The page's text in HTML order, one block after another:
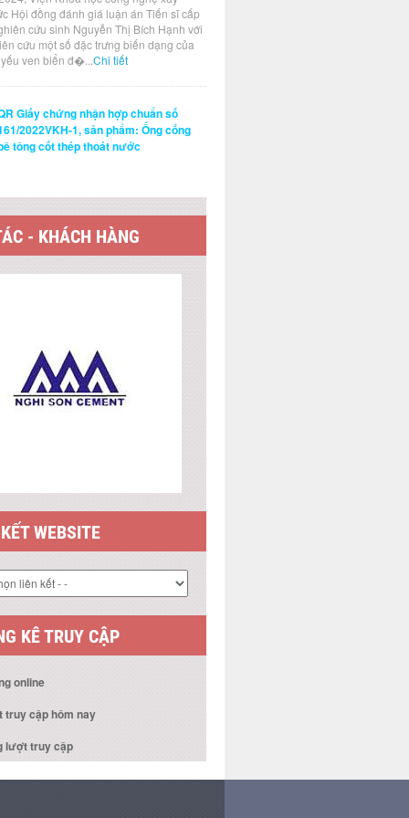
Hội đồng đánh giá luận án Tiến sĩ cấp
cứu sinh Nguyễn Thị Bích Hạnh với
cứu một số đặc trưng biến dạng của
ven biển đ�...Chi tiết
Giấy chứng nhận hợp chuẩn số
2022VKH-1, sản phẩm: Ống cống
tông cốt thép thoát nước
- KHÁCH HÀNG
WEBSITE
KÊ TRUY CẬP
online
truy cập hôm nay
lượt truy cập